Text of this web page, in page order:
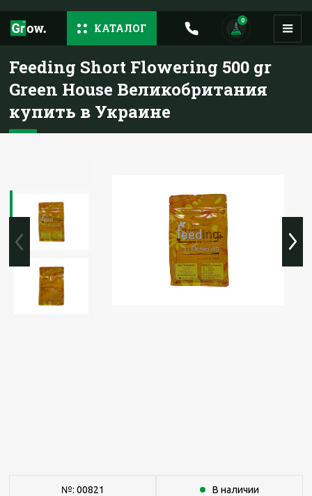
КАТАЛОГ
0
Feeding Short Flowering 500 gr
Green House Великобритания
купить в Украине
№: 00821 В наличии